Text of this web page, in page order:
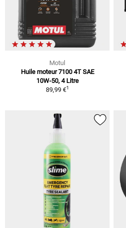
Motul
Huile moteur 7100 4T SAE
10W-50, 4 Litre
89,99 €1